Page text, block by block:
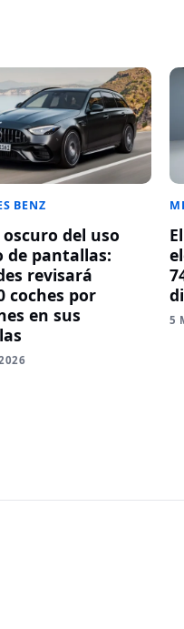
BENZ
oscuro del uso
de pantallas:
revisará
coches por
en sus
5